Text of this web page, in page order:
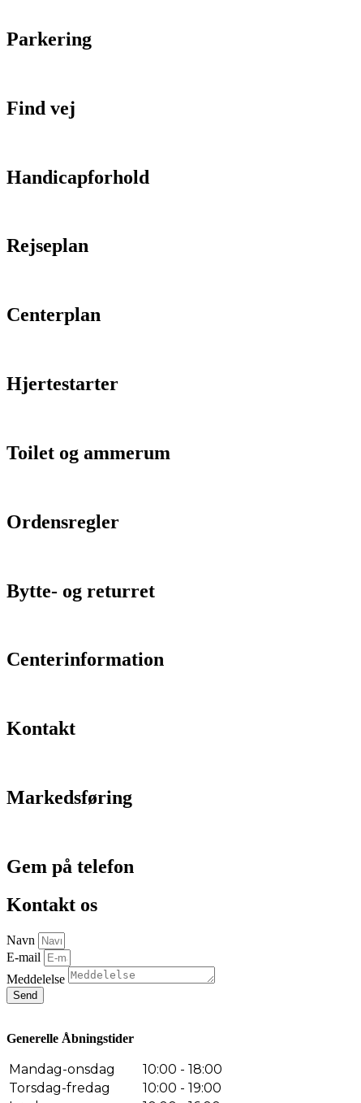
Parkering
Find vej
Handicapforhold
Rejseplan
Centerplan
Hjertestarter
Toilet og ammerum
Ordensregler
Bytte- og returret
Centerinformation
Kontakt
Markedsføring
Gem på telefon
Kontakt os
Navn
E-mail
Meddelelse
Send
Generelle Åbningstider
Mandag-onsdag
10:00 - 18:00
Torsdag-fredag
10:00 - 19:00